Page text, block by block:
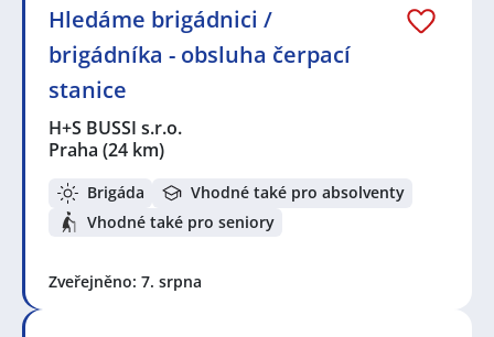
Hledáme brigádnici /
brigádníka - obsluha čerpací
stanice
H+S BUSSI s.r.o.
Praha (24 km)
Brigáda
Vhodné také pro absolventy
Vhodné také pro seniory
Zveřejněno: 7. srpna